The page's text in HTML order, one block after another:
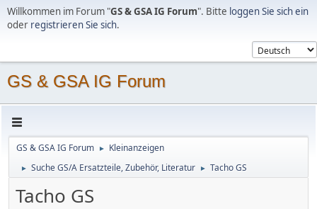
Willkommen im Forum "GS & GSA IG Forum". Bitte loggen Sie sich ein
oder registrieren Sie sich.
GS & GSA IG Forum
GS & GSA IG Forum ► Kleinanzeigen
► Suche GS/A Ersatzteile, Zubehör, Literatur ► Tacho GS
Tacho GS